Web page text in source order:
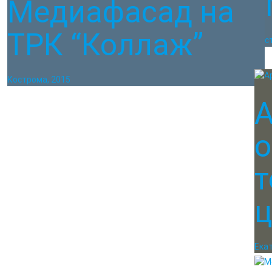
Медиафасад на
ТРК “Коллаж”
Кострома, 2015